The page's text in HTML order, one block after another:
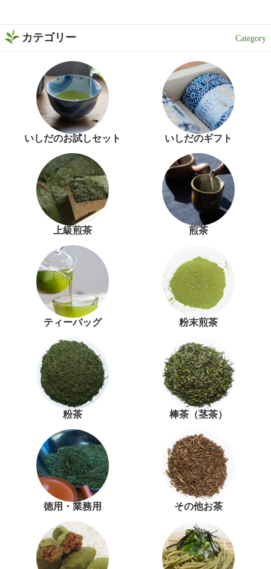
カテゴリー
いしだのお試しセット いしだのギフト
上級煎茶 煎茶
ティーバッグ 粉末煎茶
粉茶 棒茶（茎茶）
徳用・業務用 その他お茶